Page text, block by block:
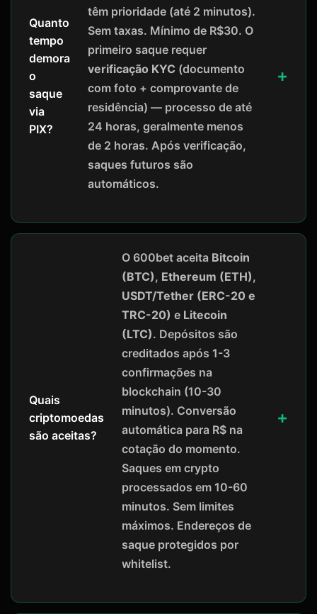
Quanto
tempo
demora
o
saque
via
PIX?
têm prioridade (até 2 minutos).
Sem taxas. Mínimo de R$30. O
primeiro saque requer
verificação KYC (documento
com foto + comprovante de
residência) — processo de até
24 horas, geralmente menos
de 2 horas. Após verificação,
saques futuros são
automáticos.
Quais
criptomoedas
são aceitas?
O 600bet aceita Bitcoin
(BTC), Ethereum (ETH),
USDT/Tether (ERC-20 e
TRC-20) e Litecoin
(LTC). Depósitos são
creditados após 1-3
confirmações na
blockchain (10-30
minutos). Conversão
automática para R$ na
cotação do momento.
Saques em crypto
processados em 10-60
minutos. Sem limites
máximos. Endereços de
saque protegidos por
whitelist.